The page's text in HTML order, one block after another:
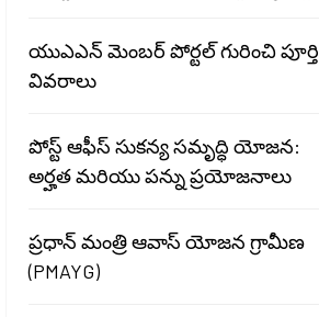
యుఎఎన్ మెంబర్ పోర్టల్ గురించి పూర్తి
వివరాలు
పోస్ట్ ఆఫీస్ సుకన్య సమృద్ధి యోజన:
అర్హత మరియు పన్ను ప్రయోజనాలు
ప్రధాన్ మంత్రి ఆవాస్ యోజన గ్రామీణ
(PMAYG)